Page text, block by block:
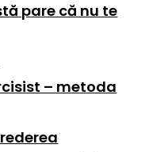
pare că nu te
– metoda